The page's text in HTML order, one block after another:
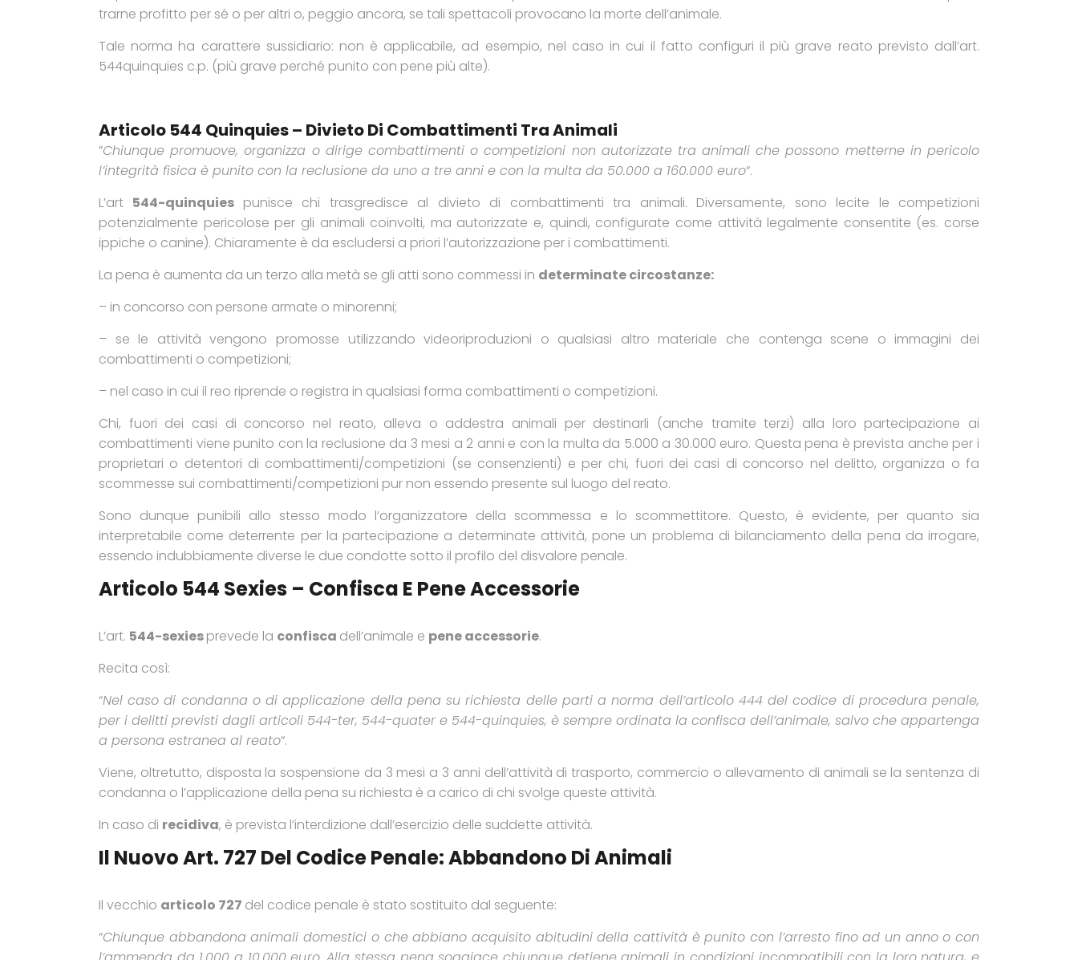
trarne profitto per sé o per altri o, peggio ancora, se tali spettacoli provocano la morte dell’animale.
Tale norma ha carattere sussidiario: non è applicabile, ad esempio, nel caso in cui il fatto configuri il più grave reato previsto dall’art.
544quinquies c.p. (più grave perché punito con pene più alte).
Articolo 544 Quinquies – Divieto Di Combattimenti Tra Animali
”Chiunque promuove, organizza o dirige combattimenti o competizioni non autorizzate tra animali che possono metterne in pericolo
l’integrità fisica è punito con la reclusione da uno a tre anni e con la multa da 50.000 a 160.000 euro“.
L’art 544-quinquies punisce chi trasgredisce al divieto di combattimenti tra animali. Diversamente, sono lecite le competizioni
potenzialmente pericolose per gli animali coinvolti, ma autorizzate e, quindi, configurate come attività legalmente consentite (es. corse
ippiche o canine). Chiaramente è da escludersi a priori l’autorizzazione per i combattimenti.
La pena è aumenta da un terzo alla metà se gli atti sono commessi in determinate circostanze:
– in concorso con persone armate o minorenni;
– se le attività vengono promosse utilizzando videoriproduzioni o qualsiasi altro materiale che contenga scene o immagini dei
combattimenti o competizioni;
– nel caso in cui il reo riprende o registra in qualsiasi forma combattimenti o competizioni.
Chi, fuori dei casi di concorso nel reato, alleva o addestra animali per destinarli (anche tramite terzi) alla loro partecipazione ai
combattimenti viene punito con la reclusione da 3 mesi a 2 anni e con la multa da 5.000 a 30.000 euro. Questa pena è prevista anche per i
proprietari o detentori di combattimenti/competizioni (se consenzienti) e per chi, fuori dei casi di concorso nel delitto, organizza o fa
scommesse sui combattimenti/competizioni pur non essendo presente sul luogo del reato.
Sono dunque punibili allo stesso modo l’organizzatore della scommessa e lo scommettitore. Questo, è evidente, per quanto sia
interpretabile come deterrente per la partecipazione a determinate attività, pone un problema di bilanciamento della pena da irrogare,
essendo indubbiamente diverse le due condotte sotto il profilo del disvalore penale.
Articolo 544 Sexies – Confisca E Pene Accessorie
L’art. 544-sexiesprevede la confisca dell’animale e pene accessorie.
Recita così:
“Nel caso di condanna o di applicazione della pena su richiesta delle parti a norma dell’articolo 444 del codice di procedura penale,
per i delitti previsti dagli articoli 544-ter, 544-quater e 544-quinquies, è sempre ordinata la confisca dell’animale, salvo che appartenga
a persona estranea al reato“.
Viene, oltretutto, disposta la sospensione da 3 mesi a 3 anni dell’attività di trasporto, commercio o allevamento di animali se la sentenza di
condanna o l’applicazione della pena su richiesta è a carico di chi svolge queste attività.
In caso di recidiva, è prevista l’interdizione dall’esercizio delle suddette attività.
Il Nuovo Art. 727 Del Codice Penale: Abbandono Di Animali
Il vecchio articolo 727 del codice penale è stato sostituito dal seguente:
“Chiunque abbandona animali domestici o che abbiano acquisito abitudini della cattività è punito con l’arresto fino ad un anno o con